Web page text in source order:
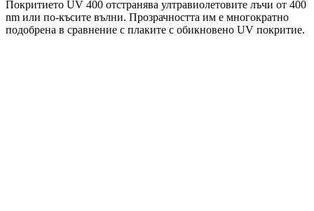
Покритието UV 400 отстранява ултравиолетовите лъчи от 400
nm или по-късите вълни. Прозрачността им е многократно
подобрена в сравнение с плаките с обикновено UV покритие.